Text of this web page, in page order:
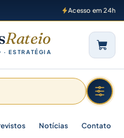
Acesso em 24h
Rateio
· ESTRATÉGIA
Notícias Contato